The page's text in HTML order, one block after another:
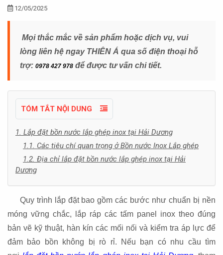
12/05/2025
Mọi thắc mắc về sản phẩm hoặc dịch vụ, vui
lòng liên hệ ngay THIÊN Á qua số điện thoại hỗ
trợ: 0978 427 978 để được tư vấn chi tiết.
TÓM TẮT NỘI DUNG
1. Lắp đặt bồn nước lắp ghép inox tại Hải Dương
1.1. Các tiêu chí quan trọng ở Bồn nước Inox Lắp ghép
1.2. Địa chỉ lắp đặt bồn nước lắp ghép inox tại Hải
Dương
Quy trình lắp đặt bao gồm các bước như chuẩn bị nền
móng vững chắc, lắp ráp các tấm panel inox theo đúng
bản vẽ kỹ thuật, hàn kín các mối nối và kiểm tra áp lực để
đảm bảo bồn không bị rò rỉ. Nếu bạn có nhu cầu tìm